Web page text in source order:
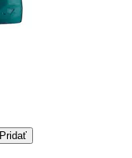
Pridať